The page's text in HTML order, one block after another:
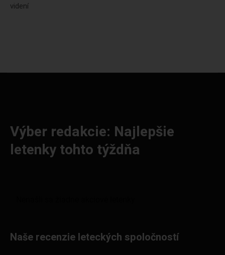
videní
Výber redakcie: Najlepšie
letenky tohto týždňa
Naše recenzie leteckých spoločností